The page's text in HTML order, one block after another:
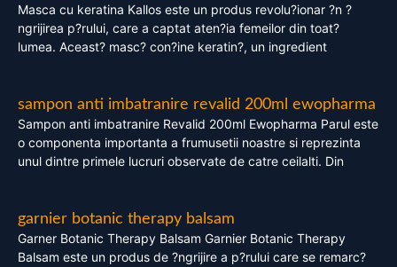
Masca cu keratina Kallos este un produs revolu?ionar ?n ?
ngrijirea p?rului, care a captat aten?ia femeilor din toat?
lumea. Aceast? masc? con?ine keratin?, un ingredient
sampon anti imbatranire revalid 200ml ewopharma
Sampon anti imbatranire Revalid 200ml Ewopharma Parul este
o componenta importanta a frumusetii noastre si reprezinta
unul dintre primele lucruri observate de catre ceilalti. Din
garnier botanic therapy balsam
Garner Botanic Therapy Balsam Garnier Botanic Therapy
Balsam este un produs de ?ngrijire a p?rului care se remarc?